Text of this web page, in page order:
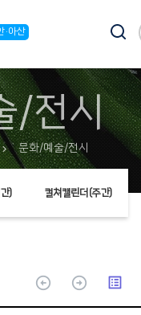
·아산
/전시
문화/예술/전시
) 컬쳐캘린더(주간)
arrow_circle_up arrow_circle_up list_alt